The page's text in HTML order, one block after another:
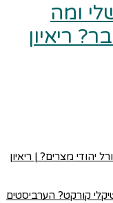
ומה
ריאיון
יהודי מצרים? | ריאיון
קורקט? הערביסטים